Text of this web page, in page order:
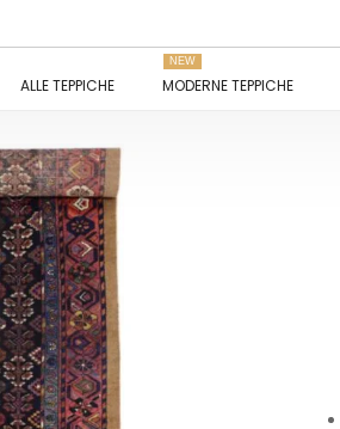
ALLE TEPPICHE MODERNE TEPPICHE
NEW